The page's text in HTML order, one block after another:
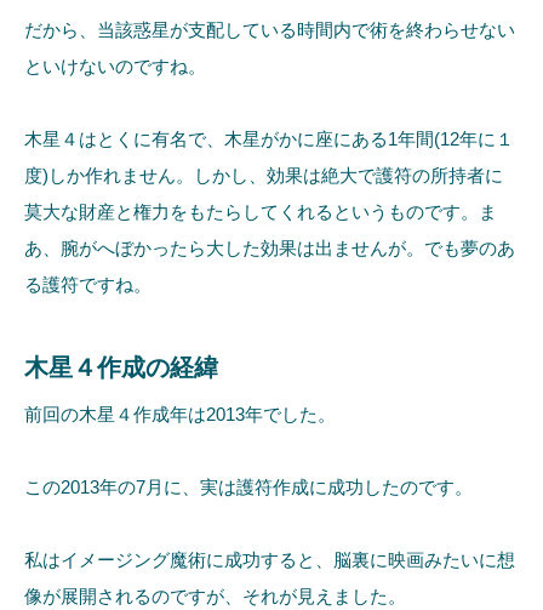
だから、当該惑星が支配している時間内で術を終わらせない
といけないのですね。
木星４はとくに有名で、木星がかに座にある1年間(12年に１
度)しか作れません。しかし、効果は絶大で護符の所持者に
莫大な財産と権力をもたらしてくれるというものです。ま
あ、腕がへぼかったら大した効果は出ませんが。でも夢のあ
る護符ですね。
木星４作成の経緯
前回の木星４作成年は2013年でした。
この2013年の7月に、実は護符作成に成功したのです。
私はイメージング魔術に成功すると、脳裏に映画みたいに想
像が展開されるのですが、それが見えました。